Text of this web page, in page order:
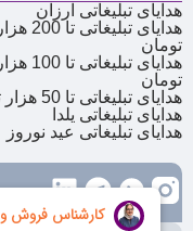
هدایای تبلیغاتی ارزان
هدایای تبلیغاتی تا 200 هزار
تومان
هدایای تبلیغاتی تا 100 هزار
تومان
هدایای تبلیغاتی تا 50 هزار تومان
هدایای تبلیغاتی یلدا
هدایای تبلیغاتی عید نوروز